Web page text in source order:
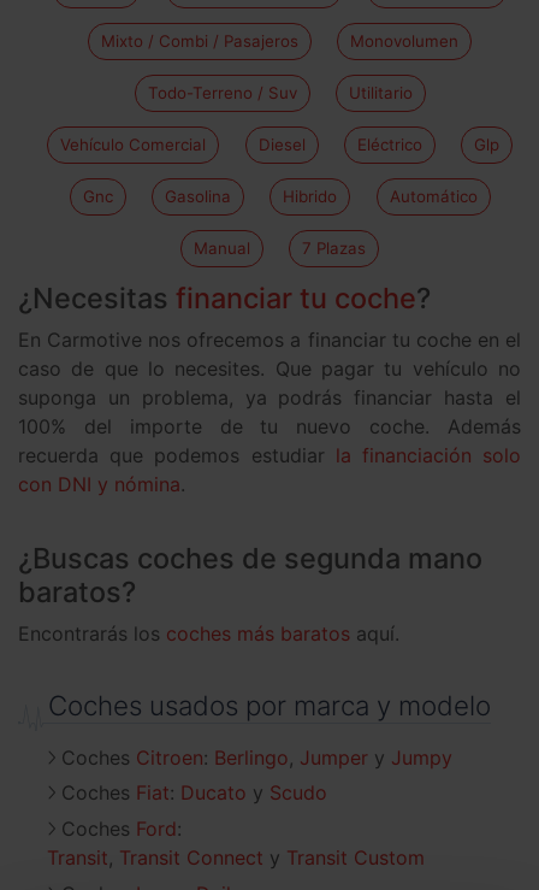
Mixto / Combi / Pasajeros Monovolumen
Todo-Terreno / Suv Utilitario
Vehículo Comercial Diesel Eléctrico Glp
Gnc Gasolina Hibrido Automático
Manual 7 Plazas
¿Necesitas financiar tu coche?
En Carmotive nos ofrecemos a financiar tu coche en el
caso de que lo necesites. Que pagar tu vehículo no
suponga un problema, ya podrás financiar hasta el
100% del importe de tu nuevo coche. Además
recuerda que podemos estudiar la financiación solo
con DNI y nómina.
¿Buscas coches de segunda mano
baratos?
Encontrarás los coches más baratos aquí.
Coches usados por marca y modelo
Coches Citroen: Berlingo Jumper
Jumpy
Coches Fiat: Ducato
Scudo
Coches Ford:
Transit Transit Connect
Transit Custom